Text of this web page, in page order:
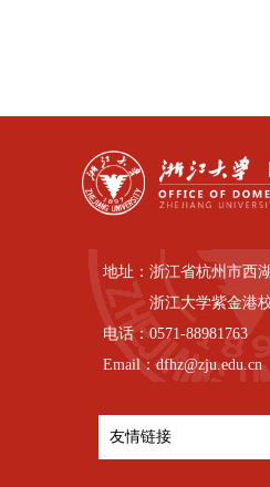
地址： 浙江省杭州市西
浙江大学紫金港
电话：0571-88981763
Email：dfhz@zju.edu.cn
友情链接